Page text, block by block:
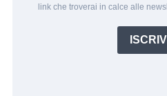
link che troverai in calce alle